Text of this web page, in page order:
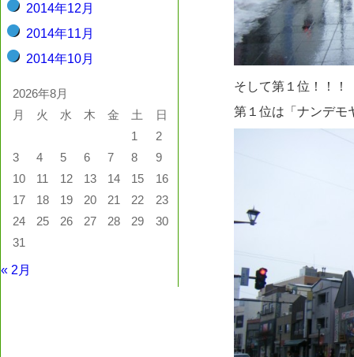
2014年12月
2014年11月
2014年10月
2026年8月
月
火 水 木 金 土
日
1
2
3
4 5 6 7 8
9
10
11 12 13 14 15
16
17
18 19 20 21 22
23
24
25 26 27 28 29
30
31
« 2月
そして第１位！！！
第１位は「ナンデモ